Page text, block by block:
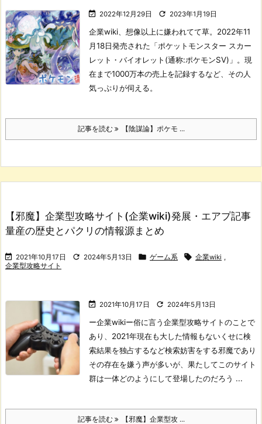
 2022年12月29日  2023年1月19日
企業wiki、想像以上に嫌われてて草。 2022年11
月18日発売された「ポケットモンスター スカー
レット・バイオレット(通称:ポケモンSV)」。現
在まで1000万本の売上を記録するなど、その人
気っぷりが伺える。
記事を読む 【陰謀論】ポケモ ...
【邪魔】企業型攻略サイト(企業wiki)発展・エアプ記事
量産の歴史とパクリの情報源まとめ
 2021年10月17日  2024年5月13日  ゲーム系  企業wiki ,
企業型攻略サイト
 2021年10月17日  2024年5月13日
ー企業wikiー俗に言う企業型攻略サイトのことで
あり、2021年現在も大した情報もないくせに検
索結果を独占するなど検索妨害をする邪魔であり
その存在を嫌う声が多いが、果たしてこのサイト
群は一体どのようにして登場したのだろう ...
記事を読む 【邪魔】企業型攻 ...